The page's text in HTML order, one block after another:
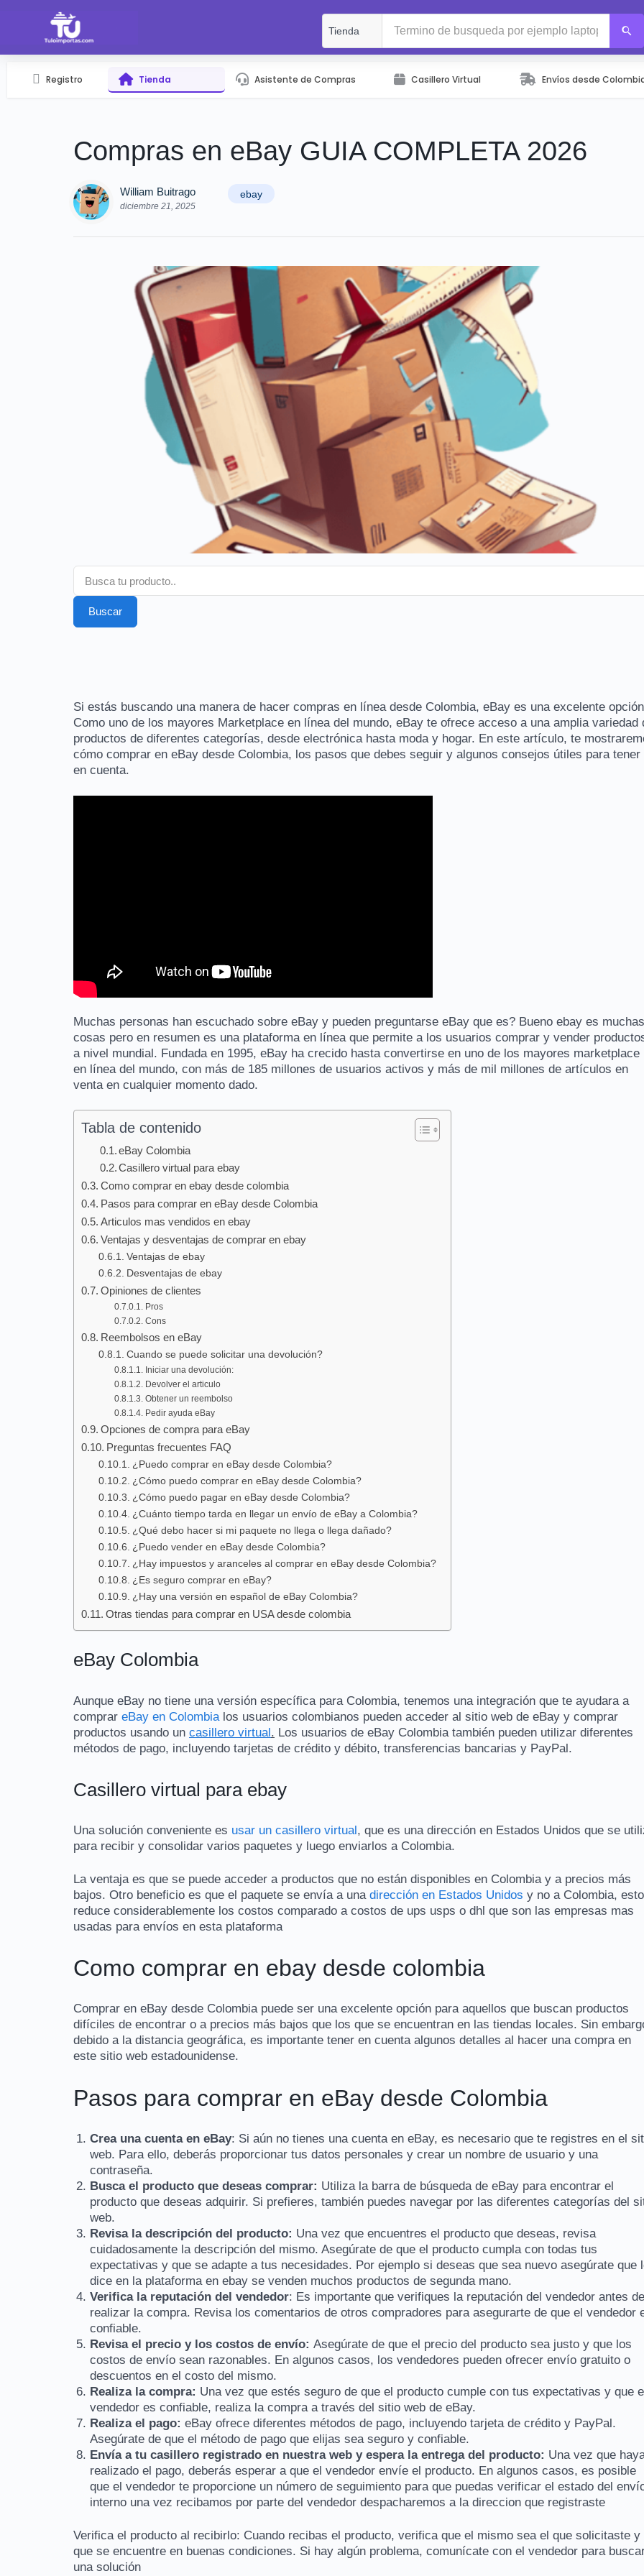
Registro Tienda Asistente de Compras Casillero Virtual Envíos desde
Compras en eBay GUIA COMPLETA 2026
William Buitrago
diciembre 21, 2025
ebay
Buscar
Si estás buscando una manera de hacer compras en línea desde Colombia, eBay es una excelente
Como uno de los mayores Marketplace en línea del mundo, eBay te ofrece acceso a una amplia variedad
productos de diferentes categorías, desde electrónica hasta moda y hogar. En este artículo, te
cómo comprar en eBay desde Colombia, los pasos que debes seguir y algunos consejos útiles para tener
en cuenta.
Muchas personas han escuchado sobre eBay y pueden preguntarse eBay que es? Bueno ebay es muchas
cosas pero en resumen es una plataforma en línea que permite a los usuarios comprar y vender
a nivel mundial. Fundada en 1995, eBay ha crecido hasta convertirse en uno de los mayores marketplace
en línea del mundo, con más de 185 millones de usuarios activos y más de mil millones de artículos en
venta en cualquier momento dado.
Tabla de contenido
eBay Colombia
Casillero virtual para ebay
Como comprar en ebay desde colombia
Pasos para comprar en eBay desde Colombia
Articulos mas vendidos en ebay
Ventajas y desventajas de comprar en ebay
Ventajas de ebay
Desventajas de ebay
Opiniones de clientes
Pros
Cons
Reembolsos en eBay
Cuando se puede solicitar una devolución?
Iniciar una devolución:
Devolver el articulo
Obtener un reembolso
Pedir ayuda eBay
Opciones de compra para eBay
Preguntas frecuentes FAQ
¿Puedo comprar en eBay desde Colombia?
¿Cómo puedo comprar en eBay desde Colombia?
¿Cómo puedo pagar en eBay desde Colombia?
¿Cuánto tiempo tarda en llegar un envío de eBay a Colombia?
¿Qué debo hacer si mi paquete no llega o llega dañado?
¿Puedo vender en eBay desde Colombia?
¿Hay impuestos y aranceles al comprar en eBay desde Colombia?
¿Es seguro comprar en eBay?
¿Hay una versión en español de eBay Colombia?
Otras tiendas para comprar en USA desde colombia
eBay Colombia
Aunque eBay no tiene una versión específica para Colombia, tenemos una integración que te ayudara a
comprar eBay en Colombia los usuarios colombianos pueden acceder al sitio web de eBay y comprar
productos usando un casillero virtual. Los usuarios de eBay Colombia también pueden utilizar diferentes
métodos de pago, incluyendo tarjetas de crédito y débito, transferencias bancarias y PayPal.
Casillero virtual para ebay
Una solución conveniente es usar un casillero virtual , que es una dirección en Estados Unidos que se
para recibir y consolidar varios paquetes y luego enviarlos a Colombia.
La ventaja es que se puede acceder a productos que no están disponibles en Colombia y a precios más
bajos. Otro beneficio es que el paquete se envía a una dirección en Estados Unidos y no a Colombia, esto
reduce considerablemente los costos comparado a costos de ups usps o dhl que son las empresas mas
usadas para envíos en esta plataforma
Como comprar en ebay desde colombia
Comprar en eBay desde Colombia puede ser una excelente opción para aquellos que buscan productos
difíciles de encontrar o a precios más bajos que los que se encuentran en las tiendas locales. Sin
debido a la distancia geográfica, es importante tener en cuenta algunos detalles al hacer una compra en
este sitio web estadounidense.
Pasos para comprar en eBay desde Colombia
Crea una cuenta en eBay: Si aún no tienes una cuenta en eBay, es necesario que te registres en el
web. Para ello, deberás proporcionar tus datos personales y crear un nombre de usuario y una
contraseña.
Busca el producto que deseas comprar: Utiliza la barra de búsqueda de eBay para encontrar el
producto que deseas adquirir. Si prefieres, también puedes navegar por las diferentes categorías del
web.
Revisa la descripción del producto: Una vez que encuentres el producto que deseas, revisa
cuidadosamente la descripción del mismo. Asegúrate de que el producto cumpla con todas tus
expectativas y que se adapte a tus necesidades. Por ejemplo si deseas que sea nuevo asegúrate que
dice en la plataforma en ebay se venden muchos productos de segunda mano.
Verifica la reputación del vendedor: Es importante que verifiques la reputación del vendedor antes
realizar la compra. Revisa los comentarios de otros compradores para asegurarte de que el vendedor
confiable.
Revisa el precio y los costos de envío:Asegúrate de que el precio del producto sea justo y que los
costos de envío sean razonables. En algunos casos, los vendedores pueden ofrecer envío gratuito o
descuentos en el costo del mismo.
Realiza la compra: Una vez que estés seguro de que el producto cumple con tus expectativas y que
vendedor es confiable, realiza la compra a través del sitio web de eBay.
Realiza el pago:eBay ofrece diferentes métodos de pago, incluyendo tarjeta de crédito y PayPal.
Asegúrate de que el método de pago que elijas sea seguro y confiable.
Envía a tu casillero registrado en nuestra web y espera la entrega del producto: Una vez que
realizado el pago, deberás esperar a que el vendedor envíe el producto. En algunos casos, es posible
que el vendedor te proporcione un número de seguimiento para que puedas verificar el estado del
interno una vez recibamos por parte del vendedor despacharemos a la direccion que registraste
Verifica el producto al recibirlo: Cuando recibas el producto, verifica que el mismo sea el que solicitaste y
que se encuentre en buenas condiciones. Si hay algún problema, comunícate con el vendedor para
una solución